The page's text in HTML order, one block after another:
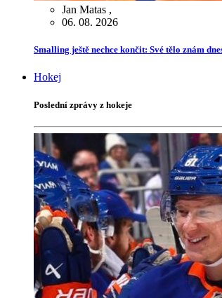
Jan Matas ,
06. 08. 2026
Smalling ještě nechce končit: Své tělo znám
Hokej
Poslední zprávy z hokeje